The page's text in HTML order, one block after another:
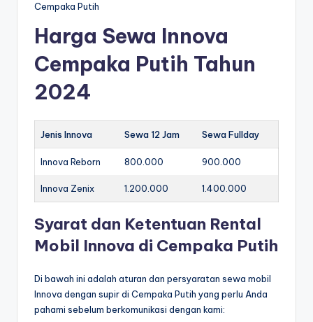
Cempaka Putih
Harga Sewa Innova
Cempaka Putih Tahun
2024
Jenis Innova Sewa 12 Jam Sewa Fullday
Innova Reborn 800.000 900.000
Innova Zenix 1.200.000 1.400.000
Syarat dan Ketentuan Rental
Mobil Innova di Cempaka Putih
Di bawah ini adalah aturan dan persyaratan sewa mobil
Innova dengan supir di Cempaka Putih yang perlu Anda
pahami sebelum berkomunikasi dengan kami: